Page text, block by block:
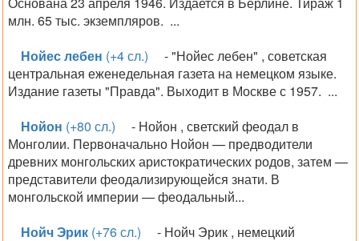
млн. 65 тыс. экземпляров. ...
Нойес лебен (+4 сл.)
- "Нойес лебен" , советская
центральная еженедельная газета на немецком языке.
Издание газеты "Правда". Выходит в Москве с 1957. ...
Нойон (+80 сл.)
- Нойон , светский феодал в
Монголии. Первоначально Нойон — предводители
древних монгольских аристократических родов, затем —
представители феодализирующейся знати. В
монгольской империи — феодальный...
Нойч Эрик (+76 сл.)
- Нойч Эрик , немецкий